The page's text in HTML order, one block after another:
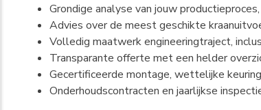
Grondige analyse van jouw
Advies over de meest geschikte
Volledig maatwerk engineeringtraject,
Transparante offerte met een helder
Gecertificeerde montage, wettelijke
Onderhoudscontracten en jaarlijkse